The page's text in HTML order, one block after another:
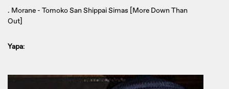
. Morane - Tomoko San Shippai Simas [More Down Than
Out]
Yapa: